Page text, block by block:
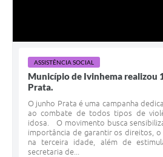
ASSISTÊNCIA SOCIAL
Município de Ivinhema realizou
Prata.
O junho Prata é uma campanha
ao combate de todos tipos de
idosa. O movimento busca
importância de garantir os direitos,
na terceira idade, além de
secretaria de...